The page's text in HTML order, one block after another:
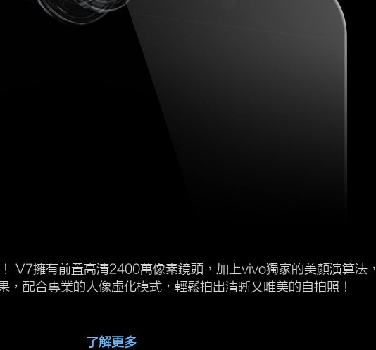
V7擁有前置高清2400萬像素鏡頭，加上vivo獨家的美顏演算法，
，配合專業的人像虛化模式，輕鬆拍出清晰又唯美的自拍照！
了解更多